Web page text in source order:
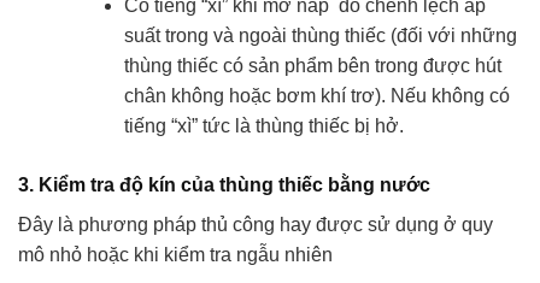
Có tiếng “xì” khi mở nắp do chênh lệch áp
suất trong và ngoài thùng thiếc (đối với những
thùng thiếc có sản phẩm bên trong được hút
chân không hoặc bơm khí trơ). Nếu không có
tiếng “xì” tức là thùng thiếc bị hở.
3. Kiểm tra độ kín của thùng thiếc bằng nước
Đây là phương pháp thủ công hay được sử dụng ở quy
mô nhỏ hoặc khi kiểm tra ngẫu nhiên